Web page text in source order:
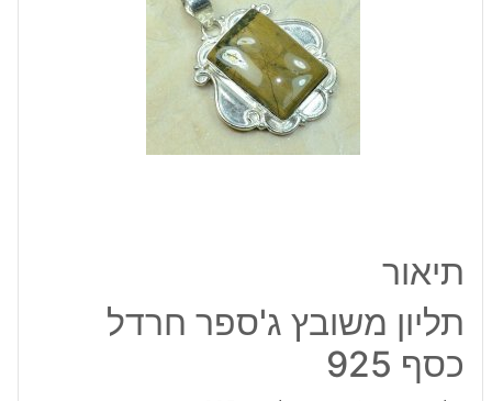
תיאור
תליון משובץ ג'ספר חרדל
כסף 925